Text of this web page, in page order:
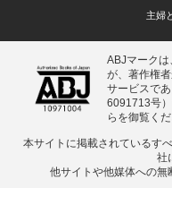
主婦
ABJマーク
が、著作権
サービスで
6091713号
らを御覧くだ
本サイトに掲載されているす
社
他サイトや他媒体への無